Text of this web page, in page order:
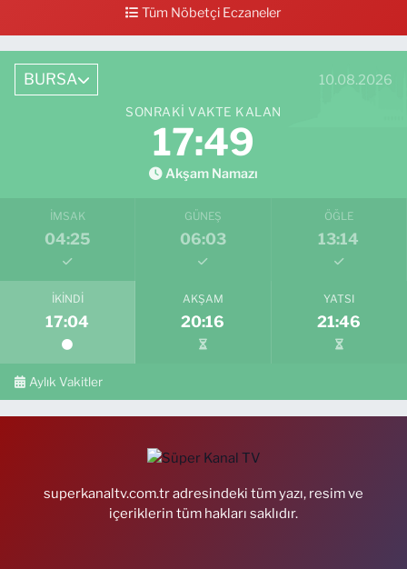
Tüm Nöbetçi Eczaneler
BURSA 10.08.2026
SONRAKI VAKTE KALAN
17:47
Akşam Namazı
İMSAK
04:25
GÜNEŞ
06:03
ÖĞLE
13:14
İKINDI
17:04
AKŞAM
20:16
YATSI
21:46
Aylık Vakitler
superkanaltv.com.tr adresindeki tüm yazı, resim ve
içeriklerin tüm hakları saklıdır.